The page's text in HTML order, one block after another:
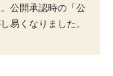
公開承認時の「公
易くなりました。